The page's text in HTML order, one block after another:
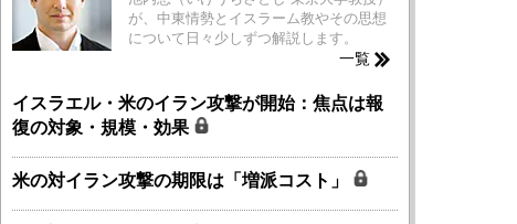
が、中東情勢とイスラーム教やその思想
について日々少しずつ解説します。
一覧
イスラエル・米のイラン攻撃が開始：焦点は報
復の対象・規模・効果
米の対イラン攻撃の期限は「増派コスト」